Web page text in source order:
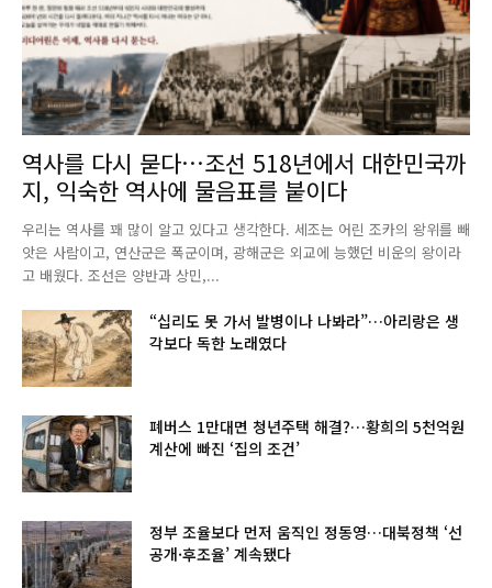
역사를 다시 묻다…조선 518년에서 대한민국까
지, 익숙한 역사에 물음표를 붙이다
우리는 역사를 꽤 많이 알고 있다고 생각한다. 세조는 어린 조카의 왕위를 빼
앗은 사람이고, 연산군은 폭군이며, 광해군은 외교에 능했던 비운의 왕이라
고 배웠다. 조선은 양반과 상민,...
“십리도 못 가서 발병이나 나봐라”…아리랑은 생
각보다 독한 노래였다
폐버스 1만대면 청년주택 해결?…황희의 5천억원
계산에 빠진 ‘집의 조건’
정부 조율보다 먼저 움직인 정동영…대북정책 ‘선
공개·후조율’ 계속됐다